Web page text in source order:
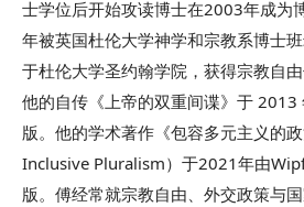
士学位后开始攻读博士在2003年成为
年被英国杜伦大学神学和宗教系博士
于杜伦大学圣约翰学院，获得宗教自由
他的自传《上帝的双重间谍》于 2013
版。他的学术著作《包容多元主义的
Inclusive Pluralism）于2021年由
版。傅经常就宗教自由、外交政策与